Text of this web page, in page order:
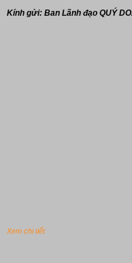
Kính gửi: Ban Lãnh đạo QUÝ
Xem chi tiết